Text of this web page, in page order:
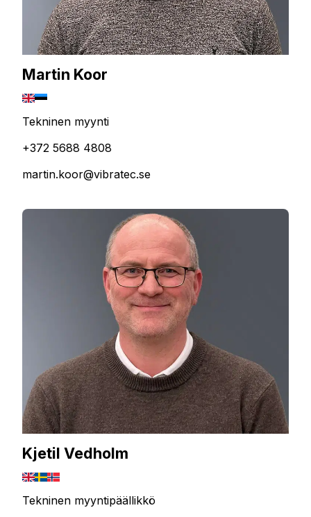
Martin Koor
Tekninen myynti
+372 5688 4808
martin.koor@vibratec.se
Kjetil Vedholm
Tekninen myyntipäällikkö